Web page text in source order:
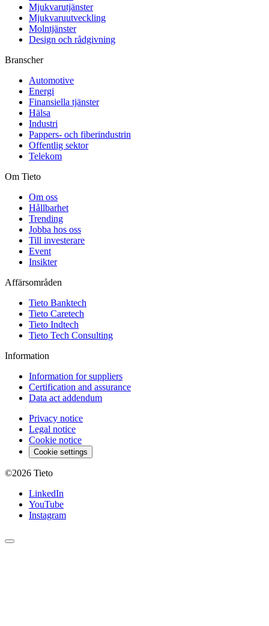
Mjukvarutjänster
Mjukvaruutveckling
Molntjänster
Design och rådgivning
Branscher
Automotive
Energi
Finansiella tjänster
Hälsa
Industri
Pappers- och fiberindustrin
Offentlig sektor
Telekom
Om Tieto
Om oss
Hållbarhet
Trending
Jobba hos oss
Till investerare
Event
Insikter
Affärsområden
Tieto Banktech
Tieto Caretech
Tieto Indtech
Tieto Tech Consulting
Information
Information for suppliers
Certification and assurance
Data act addendum
Privacy notice
Legal notice
Cookie notice
Cookie settings
©2026 Tieto
LinkedIn
YouTube
Instagram